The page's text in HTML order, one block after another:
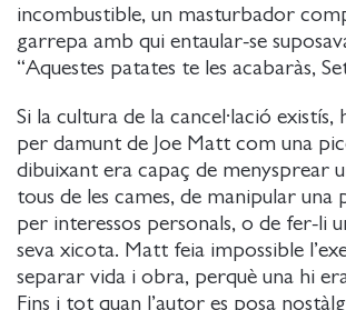
incombustible, un masturbador
garrepa amb qui entaular-se
“Aquestes patates te les acabaràs,
Si la cultura de la cancel·lació existís,
per damunt de Joe Matt com una
dibuixant era capaç de menysprear
tous de les cames, de manipular una
per interessos personals, o de fer-li
seva xicota. Matt feia impossible
separar vida i obra, perquè una hi
Fins i tot quan l’autor es posa